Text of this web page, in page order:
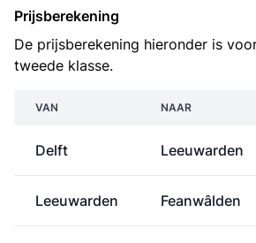
Prijsberekening
De prijsberekening hieronder is
tweede klasse.
VAN NAAR
Delft Leeuwarden
Leeuwarden Feanwâlden